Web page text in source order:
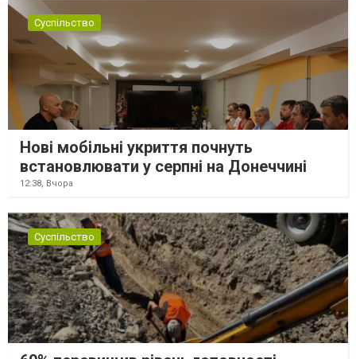
Суспільство
Нові мобільні укриття почнуть
встановлювати у серпні на Донеччині
12:38, Вчора
Суспільство